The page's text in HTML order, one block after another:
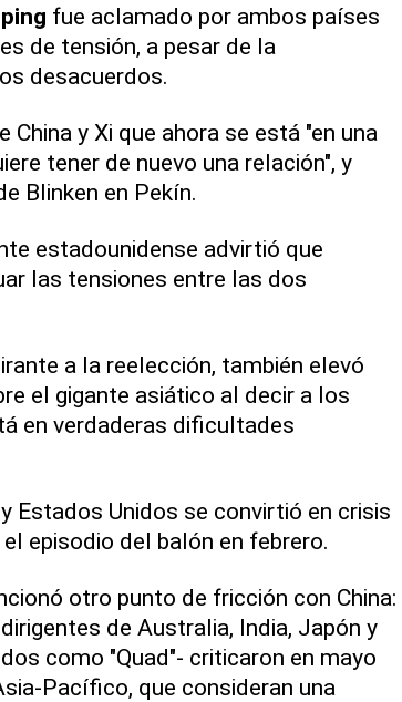
fue aclamado por ambos países
de tensión, a pesar de la
desacuerdos.
China y Xi que ahora se está "en una
tener de nuevo una relación", y
Blinken en Pekín.
estadounidense advirtió que
las tensiones entre las dos
a la reelección, también elevó
el gigante asiático al decir a los
en verdaderas dificultades
Estados Unidos se convirtió en crisis
episodio del balón en febrero.
otro punto de fricción con China:
de Australia, India, Japón y
como "Quad"- criticaron en mayo
Pacífico, que consideran una